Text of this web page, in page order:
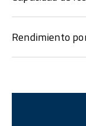
Rendimiento